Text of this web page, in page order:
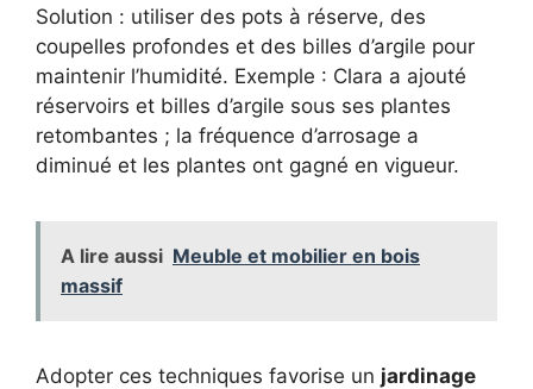
Solution : utiliser des pots à réserve, des
coupelles profondes et des billes d’argile pour
maintenir l’humidité. Exemple : Clara a ajouté
réservoirs et billes d’argile sous ses plantes
retombantes ; la fréquence d’arrosage a
diminué et les plantes ont gagné en vigueur.
A lire aussi Meuble et mobilier en bois
massif
Adopter ces techniques favorise un jardinage